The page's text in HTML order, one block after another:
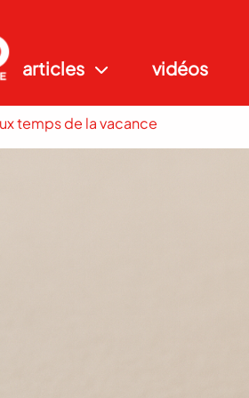
articles vidéos
temps de la vacance